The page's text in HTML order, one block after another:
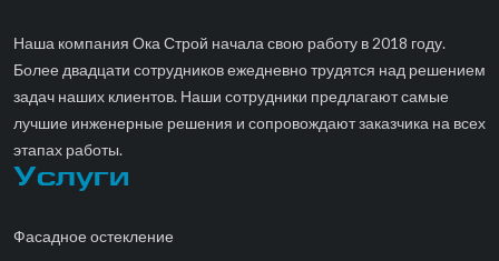
Наша компания Ока Строй начала свою работу в 2018 году.
Более двадцати сотрудников ежедневно трудятся над решением
задач наших клиентов. Наши сотрудники предлагают самые
лучшие инженерные решения и сопровождают заказчика на всех
этапах работы.
Услуги
Фасадное остекление